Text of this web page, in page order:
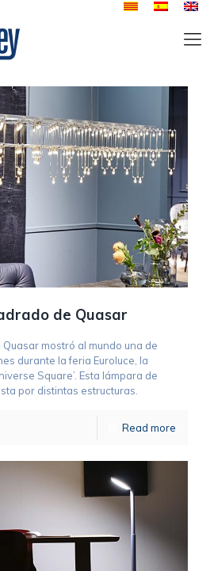
de Quasar
mostró al mundo una de
durante la feria Euroluce, la
Square’. Esta lámpara de
por distintas estructuras.
Read more